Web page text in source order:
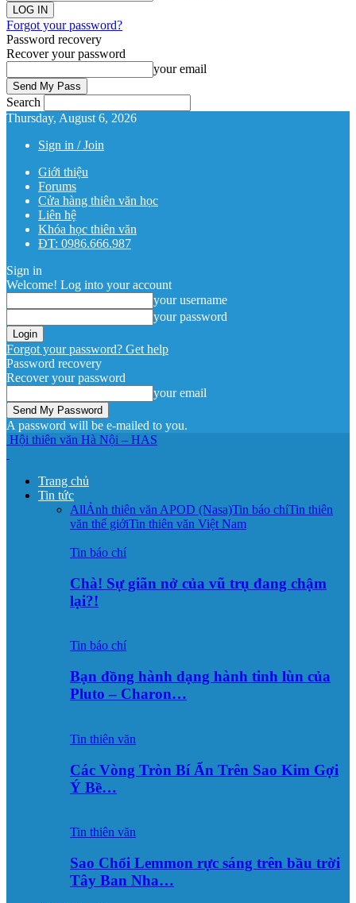
Forgot your password?
Password recovery
Recover your password
your email
Search
Thursday, August 6, 2026
Sign in / Join
Giới thiệu
Forums
Cửa hàng thiên văn học
Liên hệ
Khóa học thiên văn
ĐT: 0986.666.987
Sign in
Welcome! Log into your account
your username
your password
Forgot your password? Get help
Password recovery
Recover your password
your email
A password will be e-mailed to you.
Hội thiên văn Hà Nội – HAS
Trang chủ
Tin tức
AllẢnh thiên văn APOD (Nasa)Tin báo chíTin thiên
văn thế giớiTin thiên văn Việt Nam
Tin báo chí
Chà! Sự giãn nở của vũ trụ đang chậm
lại?!
Tin báo chí
Bạn đồng hành dạng hành tinh lùn của
Pluto – Charon…
Tin thiên văn
Các Vòng Tròn Bí Ẩn Trên Sao Kim Gợi
Ý Bề…
Tin thiên văn
Sao Chổi Lemmon rực sáng trên bầu trời
Tây Ban Nha…